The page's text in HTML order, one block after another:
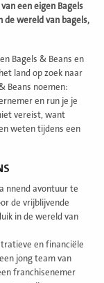
een eigen Bagels
de wereld van bagels,
Bagels & Beans en
land op zoek naar
Beans noemen:
en run je je
vereist, want
weten tijdens een
nnend avontuur te
de vrijblijvende
in de wereld van
en financiële
jong team van
franchisenemer